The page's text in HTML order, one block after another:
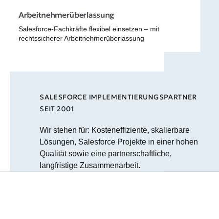
Arbeitnehmerüberlassung
Salesforce-Fachkräfte flexibel einsetzen – mit
rechtssicherer Arbeitnehmerüberlassung
SALESFORCE IMPLEMENTIERUNGSPARTNER
SEIT 2001
Wir stehen für: Kosteneffiziente, skalierbare
Lösungen, Salesforce Projekte in einer hohen
Qualität sowie eine partnerschaftliche,
langfristige Zusammenarbeit.